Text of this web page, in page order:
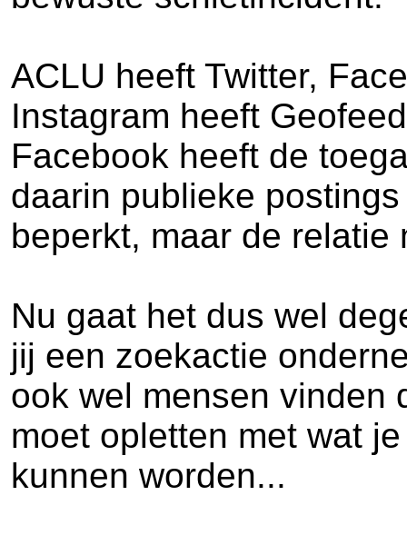
ACLU heeft Twitter,
Instagram heeft
Facebook heeft de
daarin publieke
beperkt, maar de
Nu gaat het dus wel
jij een zoekactie
ook wel mensen vinden
moet opletten met wat
kunnen worden...